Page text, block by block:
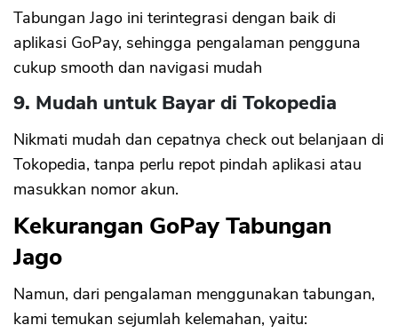
Tabungan Jago ini terintegrasi dengan baik di
aplikasi GoPay, sehingga pengalaman pengguna
cukup smooth dan navigasi mudah
9. Mudah untuk Bayar di Tokopedia
Nikmati mudah dan cepatnya check out belanjaan di
Tokopedia, tanpa perlu repot pindah aplikasi atau
masukkan nomor akun.
Kekurangan GoPay Tabungan
Jago
Namun, dari pengalaman menggunakan tabungan,
kami temukan sejumlah kelemahan, yaitu: